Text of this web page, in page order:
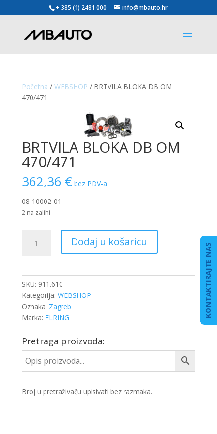
+ 385 (1) 2481 000 info@mbauto.hr
Početna / WEBSHOP / BRTVILA BLOKA DB OM
470/471
BRTVILA BLOKA DB OM
470/471
362,36 € bez PDV-a
08-10002-01
2 na zalihi
BLOKA
Dodaj u košaricu
SKU: 911.610
Kategorija: WEBSHOP
Oznaka: Zagreb
Marka: ELRING
Pretraga proizvoda:
Broj u pretraživaču upisivati bez razmaka.
KONTAKTIRAJTE NAS